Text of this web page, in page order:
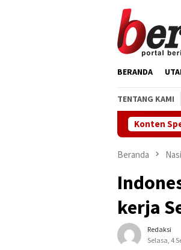
BERANDA
TENTANG KAMI
Konten
Beranda
kerja
Redaksi
Selasa, 4